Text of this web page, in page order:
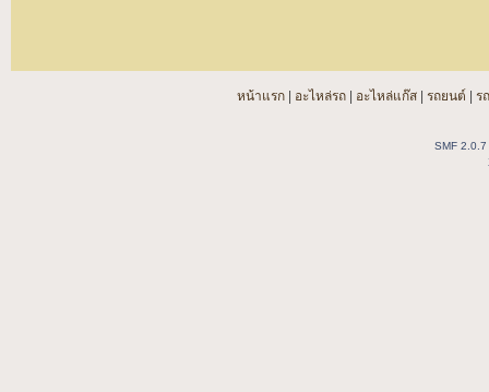
หน้าแรก อะไหล่รถ อะไหล่แก๊ส รถยนต์ ร
SMF 2.0.7